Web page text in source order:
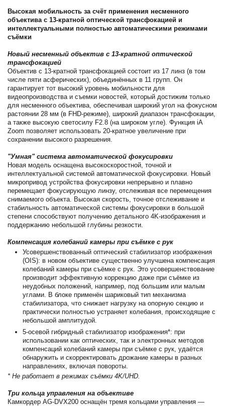
Высокая мобильность за счёт применения несменного
объектива с 13-кратной оптической трансфокацией и
интеллектуальными полностью автоматическими режимами
съёмки
Новый несменный объектив с 13-кратной оптической
трансфокацией
Объектив с 13-кратной трансфокацией состоит из 17 линз (в том
числе пяти асферических), объединённых в 11 групп. Он
гарантирует тот высокий уровень мобильности для
видеопроизводства и съемки новостей, который достижим только
для несменного объектива, обеспечивая широкий угол на фокусном
растоянии 28 мм (в FHD-режиме), широкий диапазон трансфокации,
а также высокую светосилу F2.8 (на широком угле). Функция iA
Zoom позволяет использовать 20-кратное увеличение при
сохранении высокого разрешения.
"Умная" система автоматической фокусировки
Новая модель оснащена высокоскоростной, точной и
интеллектуальной системой автоматической фокусировки. Новый
микропривод устройства фокусировки непрерывно и плавно
перемещает фокусирующую линзу, отслеживая все перемещения
снимаемого объекта. Высокая скорость, точное отслеживание и
стабильность автоматической системы фокусировки в большой
степени способствуют получению детального 4K-изображения и
поддержанию небольшой глубины резкости.
Компенсация колебаний камеры при съёмке с рук
Усовершенствованный оптический стабилизатор изображения
(OIS): в новом объективе существенно улучшена компенсация
колебаний камеры при съёмке с рук. Это усовершенствование
производит эффективную коррекцию даже при съёмке из
неудобных положений, например, под большим или малым
углами. В блоке применён шариковый тип механизма
стабилизатора, что снижает нагрузку на опорную секцию и
практически полностью устраняет колебания, происходящие с
небольшой амплитудой.
5-осевой гибридный стабилизатор изображения*: при
использовании как оптических, так и электронных методов
компенсаций колебаний камеры при съёмке с рук, удаётся
обнаружить и скорректировать дрожание камеры в разных
направлениях, включая повороты.
* Не работает в режимах съёмки 4K/UHD.
Три кольца управления на объективе
Камкордер AG-DVX200 оснащён тремя кольцами управления —